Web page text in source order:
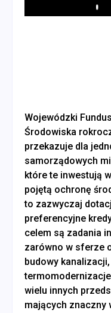
Play
Wojewódzki
Środowiska
przekazuje dla
samorządowych
które te inwestują
pojętą ochronę
to zazwyczaj
preferencyjne
celem są zadania
zarówno w sferze
budowy kanalizacji,
wielu innych
mających znaczny